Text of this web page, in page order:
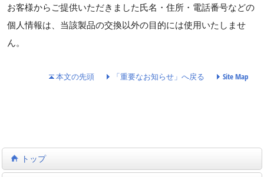
お客様からご提供いただきました氏名・住所・電話番号などの
個人情報は、当該製品の交換以外の目的には使用いたしませ
ん。
本文の先頭 「重要なお知らせ」へ戻る Site Map
トップ